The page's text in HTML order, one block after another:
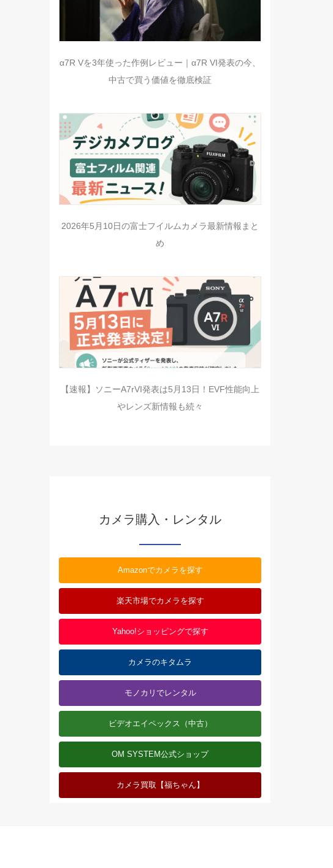
α7R Vを3年使った作例レビュー｜α7R VI発表の今、
中古で買う価値を徹底検証
2026年5月10日の富士フイルムカメラ最新情報まと
め
【速報】ソニーA7rVI発表は5月13日！EVF性能向上
やレンズ新情報も続々
カメラ購入・レンタル
Amazonでカメラを探す
楽天市場でカメラを探す
Yahoo!ショッピングで探す
カメラのキタムラ
モノカリでレンタル
ビデオエイペックス（中古）
OM SYSTEM公式ショップ
カメラ買取【福ちゃん】